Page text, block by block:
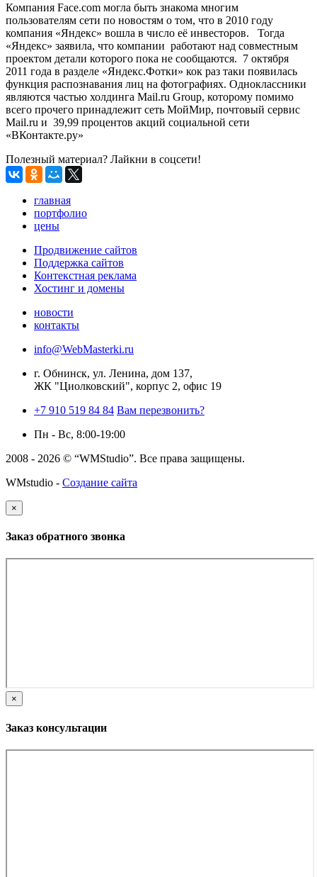
Компания Face.com могла быть знакома многим
пользователям сети по новостям о том, что в 2010 году
компания «Яндекс» вошла в число её инвесторов. Тогда
«Яндекс» заявила, что компании работают над совместным
проектом детали которого пока не сообщаются. 7 октября
2011 года в разделе «Яндекс.Фотки» кок раз таки появилась
функция распознавания лиц на фотографиях. Одноклассники
являются частью холдинга Mail.ru Group, которому помимо
всего прочего принадлежит сеть МойМир, почтовый сервис
Mail.ru и 39,99 процентов акций социальной сети
«ВКонтакте.ру»
Полезный материал? Лайкни в соцсети!
главная
портфолио
цены
Продвижение сайтов
Поддержка сайтов
Контекстная реклама
Хостинг и домены
новости
контакты
info@WebMasterki.ru
г. Обнинск, ул. Ленина, дом 137,
ЖК "Циолковский", корпус 2, офис 19
+7 910 519 84 84 Вам перезвонить?
Пн - Вс, 8:00-19:00
2008 - 2026 © “WMStudio”. Все права защищены.
WMstudio - Создание сайта
×
Заказ обратного звонка
×
Заказ консультации